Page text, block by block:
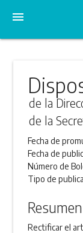
menu
de la
de la
Fecha de
Fecha de
Número de
Tipo de
Resumen
Rectificar el